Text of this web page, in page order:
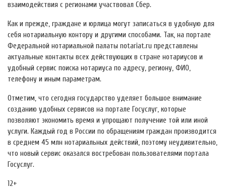
взаимодействия с регионами участвовал Сбер.
Как и прежде, граждане и юрлица могут записаться в удобную для
себя нотариальную контору и другими способами. Так, на портале
Федеральной нотариальной палаты notariat.ru представлены
актуальные контакты всех действующих в стране нотариусов и
удобный сервис поиска нотариуса по адресу, региону, ФИО,
телефону и иным параметрам.
Отметим, что сегодня государство уделяет большое внимание
созданию удобных сервисов на портале Госуслуг, которые
позволяют экономить время и упрощают получение той или иной
услуги. Каждый год в России по обращениям граждан производится
в среднем 45 млн нотариальных действий, поэтому неудивительно,
что новый сервис оказался востребован пользователями портала
Госуслуг.
12+